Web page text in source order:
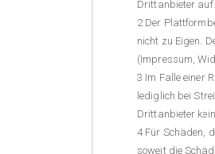
Drittanbieter auf.
Der
nicht zu Eigen.
(Impressum,
Im Falle einer
lediglich bei
Drittanbieter
Für Schäden,
soweit die